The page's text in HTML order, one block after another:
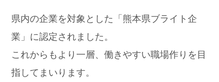
県内の企業を対象とした「熊本県ブライト企
業」に認定されました。
これからもより一層、働きやすい職場作りを目
指してまいります。